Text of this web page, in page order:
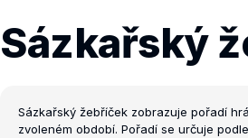
Sázkařský
Sázkařský žebříček zobrazuje pořadí
zvoleném období. Pořadí se určuje